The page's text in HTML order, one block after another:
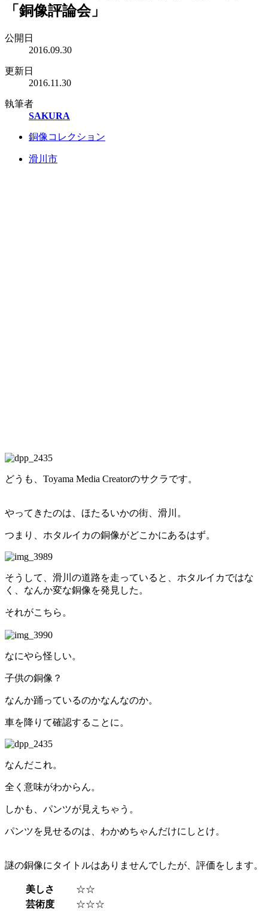
「銅像評論会」
公開日
2016.09.30
更新日
2016.11.30
執筆者
SAKURA
銅像コレクション
滑川市
どうも、Toyama Media Creatorのサクラです。
やってきたのは、ほたるいかの街、滑川。
つまり、ホタルイカの銅像がどこかにあるはず。
そうして、滑川の道路を走っていると、ホタルイカではな
く、なんか変な銅像を発見した。
それがこちら。
なにやら怪しい。
子供の銅像？
なんか踊っているのかなんなのか。
車を降りて確認することに。
なんだこれ。
全く意味がわからん。
しかも、パンツが見えちゃう。
パンツを見せるのは、わかめちゃんだけにしとけ。
謎の銅像にタイトルはありませんでしたが、評価をします。
美しさ
☆☆
芸術度
☆☆☆